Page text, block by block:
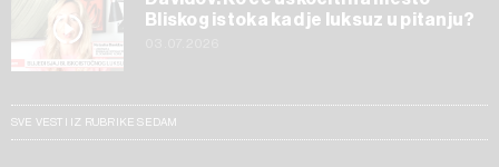
Bliskog istoka kad je luksuz u pitanju?
SVE VESTI IZ RUBRIKE SEDAM